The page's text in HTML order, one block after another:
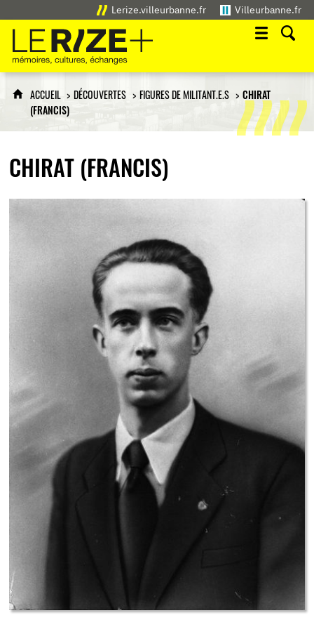
Lerize.villeurbanne.fr Villeurbanne.fr
Le Rize+
mémoires, cultures, échanges
ACCUEIL DÉCOUVERTES FIGURES DE MILITANT.E.S
CHIRAT
(FRANCIS)
CHIRAT (FRANCIS)